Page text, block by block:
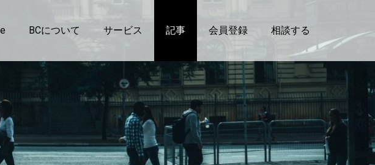
BCについて サービス 記事 会員登録 相談する